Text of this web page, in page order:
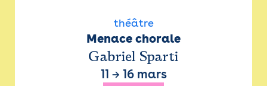
théâtre
Menace chorale
Gabriel Sparti
11 → 16 mars